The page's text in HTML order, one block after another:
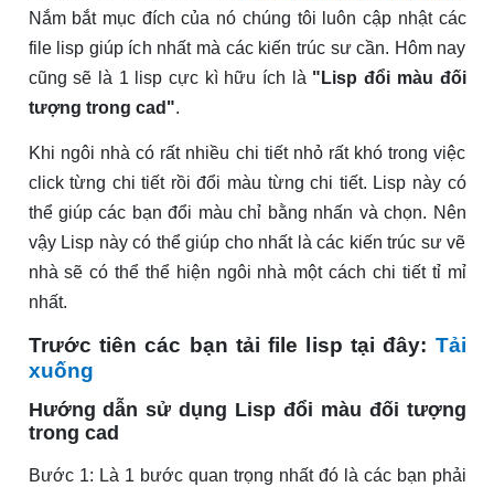
Nắm bắt mục đích của nó chúng tôi luôn cập nhật các
file lisp giúp ích nhất mà các kiến trúc sư cần. Hôm nay
cũng sẽ là 1 lisp cực kì hữu ích là "Lisp đổi màu đối
tượng trong cad".
Khi ngôi nhà có rất nhiều chi tiết nhỏ rất khó trong việc
click từng chi tiết rồi đổi màu từng chi tiết. Lisp này có
thể giúp các bạn đổi màu chỉ bằng nhấn và chọn. Nên
vậy Lisp này có thể giúp cho nhất là các kiến trúc sư vẽ
nhà sẽ có thể thể hiện ngôi nhà một cách chi tiết tỉ mỉ
nhất.
Trước tiên các bạn tải file lisp tại đây: Tải
xuống
Hướng dẫn sử dụng Lisp đổi màu đối tượng
trong cad
Bước 1: Là 1 bước quan trọng nhất đó là các bạn phải